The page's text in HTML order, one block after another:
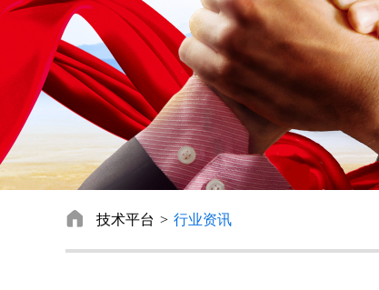
 技术平台 行业资讯